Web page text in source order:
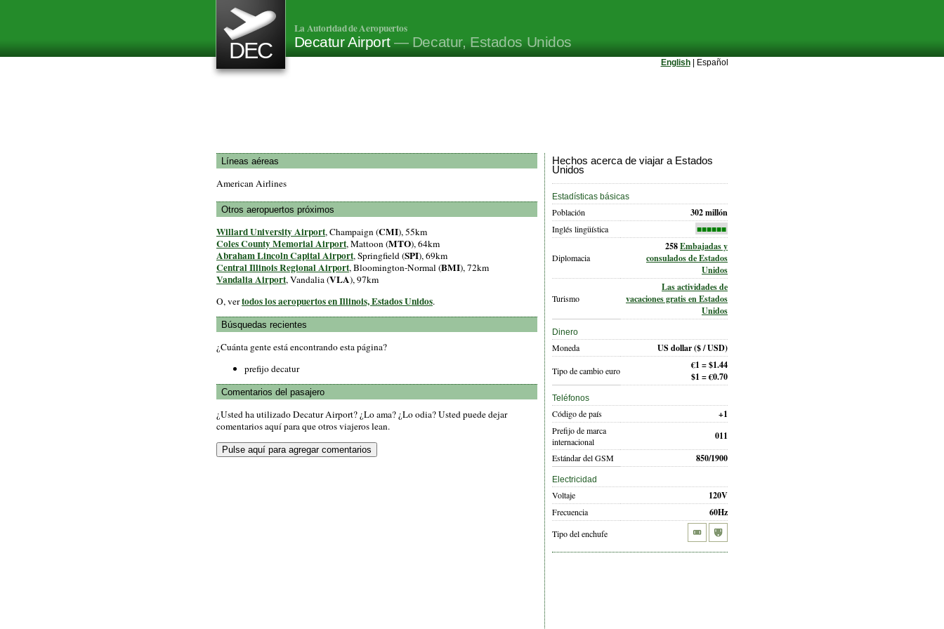
DEC
La Autoridad de Aeropuertos
Decatur Airport — Decatur, Estados Unidos
English| Español
Líneas aéreas
American Airlines
Otros aeropuertos próximos
Willard University Airport, Champaign (CMI), 55km
Coles County Memorial Airport, Mattoon (MTO), 64km
Abraham Lincoln Capital Airport, Springfield (SPI), 69km
Central Illinois Regional Airport, Bloomington-Normal (BMI), 72km
Vandalia Airport, Vandalia (VLA), 97km
O, vertodos los aeropuertos en Illinois, Estados Unidos.
Búsquedas recientes
¿Cuánta gente está encontrando esta página?
prefijo decatur
Comentarios del pasajero
¿Usted ha utilizado Decatur Airport? ¿Lo ama? ¿Lo odia? Usted puede dejar
comentarios aquí para que otros viajeros lean.
Hechos acerca de viajar a Estados
Unidos
Estadísticas básicas
Población 302 millón
Inglés lingüística ■■■■■■
Diplomacia
258Embajadas y
consulados de Estados
Unidos
Turismo
Las actividades de
vacaciones gratis en Estados
Unidos
Dinero
Moneda US dollar($ / USD)
Tipo de cambio euro
€1 = $1.44
$1 = €0.70
Teléfonos
Código de país +1
Prefijo de marca
internacional
011
Estándar del GSM 850/1900
Electricidad
Voltaje 120V
Frecuencia 60Hz
Tipo del enchufe